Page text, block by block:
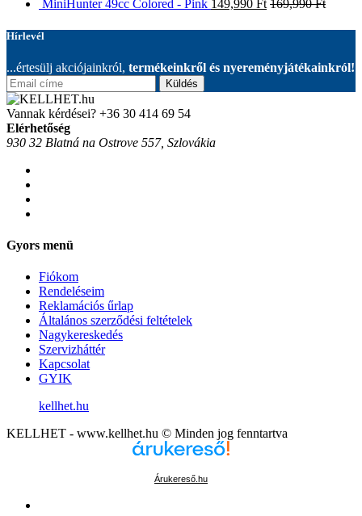
MiniHunter 49cc Colored - Pink 149,990 Ft 169,990Ft
Hírlevél
...értesülj akciójainkról, termékeinkről és nyereményjátékainkról!
Küldés
Vannak kérdései? +36 30 414 69 54
Elérhetőség
930 32 Blatná na Ostrove 557, Szlovákia
Gyors menü
Fiókom
Rendeléseim
Reklamációs űrlap
Általános szerződési feltételek
Nagykereskedés
Szervizháttér
Kapcsolat
GYIK
kellhet.hu
KELLHET - www.kellhet.hu © Minden jog fenntartva
Árukereső.hu